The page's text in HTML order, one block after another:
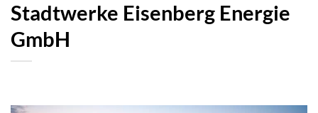
Stadtwerke Eisenberg Energie
GmbH